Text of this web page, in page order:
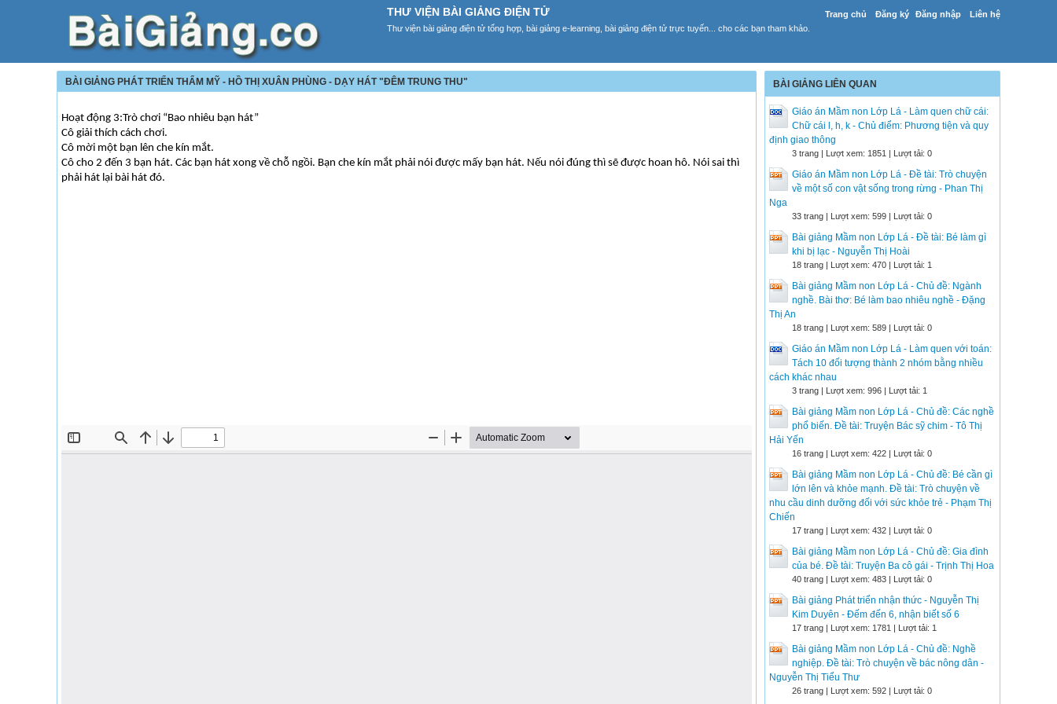
Trang chủ Đăng ký Đăng nhập Liên hệ
THƯ VIỆN BÀI GIẢNG ĐIỆN TỬ
Thư viện bài giảng điện tử tổng hợp, bài giảng e-learning, bài giảng điện tử trực tuyến... cho các bạn tham khảo.
BÀI GIẢNG PHÁT TRIỂN THẨM MỸ - HỒ THỊ XUÂN PHÙNG - DẠY HÁT "ĐÊM TRUNG THU"
Hoạt động 3:Trò chơi “Bao nhiêu bạn hát”
Cô giải thích cách chơi.
Cô mời một bạn lên che kín mắt.
Cô cho 2 đến 3 bạn hát. Các bạn hát xong về chỗ ngồi. Bạn che kín mắt phải nói được mấy bạn hát. Nếu nói đúng thì sẽ được hoan hô. Nói sai thì
phải hát lại bài hát đó.
BÀI GIẢNG LIÊN QUAN
Giáo án Mầm non Lớp Lá - Làm quen chữ cái:
Chữ cái l, h, k - Chủ điểm: Phương tiện và quy
định giao thông
3 trang | Lượt xem: 1851 | Lượt tải: 0
Giáo án Mầm non Lớp Lá - Đề tài: Trò chuyện
về một số con vật sống trong rừng - Phan Thị
Nga
33 trang | Lượt xem: 599 | Lượt tải: 0
Bài giảng Mầm non Lớp Lá - Đề tài: Bé làm gì
khi bị lạc - Nguyễn Thị Hoài
18 trang | Lượt xem: 470 | Lượt tải: 1
Bài giảng Mầm non Lớp Lá - Chủ đề: Ngành
nghề. Bài thơ: Bé làm bao nhiêu nghề - Đặng
Thị An
18 trang | Lượt xem: 589 | Lượt tải: 0
Giáo án Mầm non Lớp Lá - Làm quen với toán:
Tách 10 đối tượng thành 2 nhóm bằng nhiều
cách khác nhau
3 trang | Lượt xem: 996 | Lượt tải: 1
Bài giảng Mầm non Lớp Lá - Chủ đề: Các nghề
phổ biến. Đề tài: Truyện Bác sỹ chim - Tô Thị
Hải Yến
16 trang | Lượt xem: 422 | Lượt tải: 0
Bài giảng Mầm non Lớp Lá - Chủ đề: Bé cần gì
lớn lên và khỏe mạnh. Đề tài: Trò chuyện về
nhu cầu dinh dưỡng đối với sức khỏe trẻ - Phạm Thị
Chiến
17 trang | Lượt xem: 432 | Lượt tải: 0
Bài giảng Mầm non Lớp Lá - Chủ đề: Gia đình
của bé. Đề tài: Truyện Ba cô gái - Trịnh Thị Hoa
40 trang | Lượt xem: 483 | Lượt tải: 0
Bài giảng Phát triển nhận thức - Nguyễn Thị
Kim Duyên - Đếm đến 6, nhận biết số 6
17 trang | Lượt xem: 1781 | Lượt tải: 1
Bài giảng Mầm non Lớp Lá - Chủ đề: Nghề
nghiệp. Đề tài: Trò chuyện về bác nông dân -
Nguyễn Thị Tiểu Thư
26 trang | Lượt xem: 592 | Lượt tải: 0